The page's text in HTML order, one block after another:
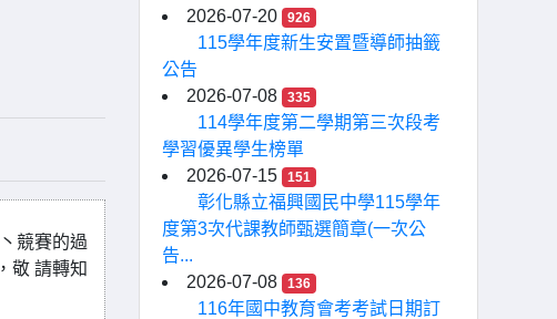
競賽的過
敬 請轉知
2026-07-20
926
115學年度新生安置暨導師抽籤
公告
2026-07-08
335
114學年度第二學期第三次段考
學習優異學生榜單
2026-07-15
151
彰化縣立福興國民中學115學年
度第3次代課教師甄選簡章(一次公
告...
2026-07-08
136
116年國中教育會考考試日期訂